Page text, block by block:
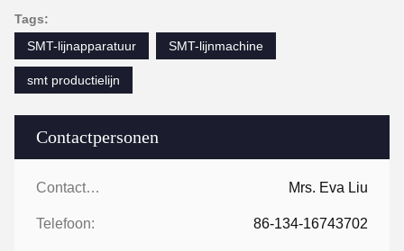
Contactpersonen
Contactpersonen: Mrs. Eva Liu
Telefoon: 86-134-16743702
Tags:
SMT-lijnapparatuur
SMT-lijnmachine
smt productielijn